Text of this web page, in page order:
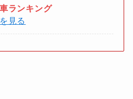
ランキング
見る